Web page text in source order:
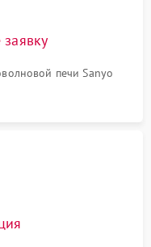
печи Sanyo